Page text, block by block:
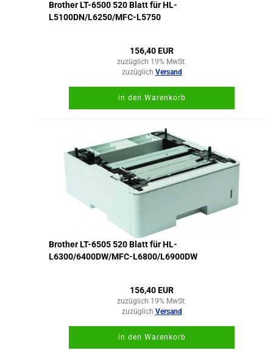
Brother LT-6500 520 Blatt für HL-
L5100DN/L6250/MFC-L5750
156,40 EUR
zuzüglich 19% MwSt.
zuzüglich Versand
in den Warenkorb
Brother LT-6505 520 Blatt für HL-
L6300/6400DW/MFC-L6800/L6900DW
156,40 EUR
zuzüglich 19% MwSt.
zuzüglich Versand
in den Warenkorb